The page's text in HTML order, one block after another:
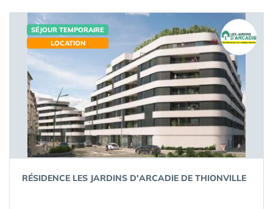
SÉJOUR TEMPORAIRE
LOCATION
RÉSIDENCE LES JARDINS D'ARCADIE DE THIONVILLE